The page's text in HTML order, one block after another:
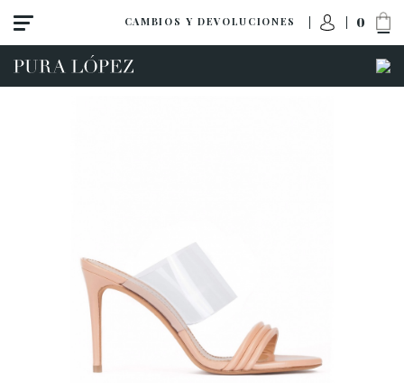
CAMBIOS Y DEVOLUCIONES 0
Ver todo
Sandalias
Tacón alto